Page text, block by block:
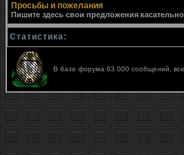
Просьбы и пожелания
Пишите здесь свои предложения
Статистика:
В базе форума 63 000 сообщений,